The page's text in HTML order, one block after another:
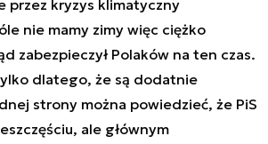
przez kryzys klimatyczny
nie mamy zimy więc ciężko
zabezpieczył Polaków na ten czas.
dlatego, że są dodatnie
strony można powiedzieć, że PiS
ale głównym